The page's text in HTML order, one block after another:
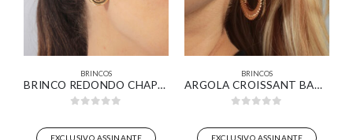
BRINCOS
BRINCO REDONDO CHAPA DETALHADA COM PEDRA MARROM BANHADO EM OURO 18K
EXCLUSIVO ASSINANTE
BRINCOS
ARGOLA CROISSANT BANHADO EM OURO 18K
EXCLUSIVO ASSINANTE